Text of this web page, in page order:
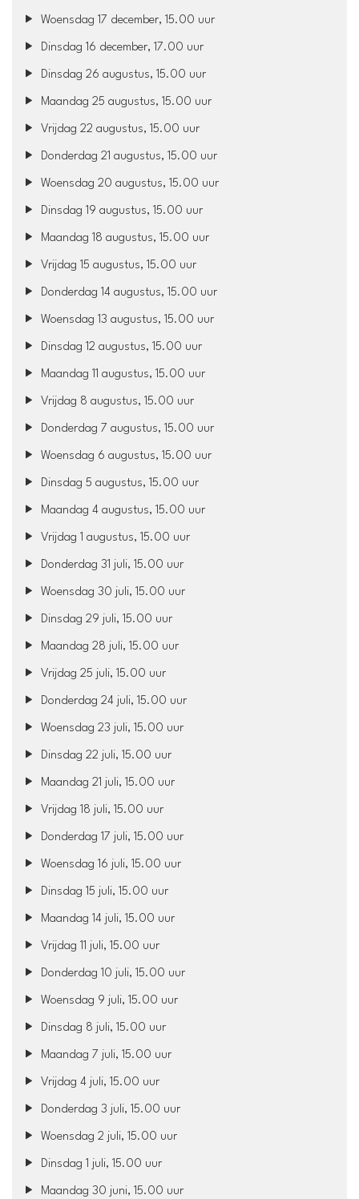
Woensdag 17 december, 15.00 uur
Dinsdag 16 december, 17.00 uur
Dinsdag 26 augustus, 15.00 uur
Maandag 25 augustus, 15.00 uur
Vrijdag 22 augustus, 15.00 uur
Donderdag 21 augustus, 15.00 uur
Woensdag 20 augustus, 15.00 uur
Dinsdag 19 augustus, 15.00 uur
Maandag 18 augustus, 15.00 uur
Vrijdag 15 augustus, 15.00 uur
Donderdag 14 augustus, 15.00 uur
Woensdag 13 augustus, 15.00 uur
Dinsdag 12 augustus, 15.00 uur
Maandag 11 augustus, 15.00 uur
Vrijdag 8 augustus, 15.00 uur
Donderdag 7 augustus, 15.00 uur
Woensdag 6 augustus, 15.00 uur
Dinsdag 5 augustus, 15.00 uur
Maandag 4 augustus, 15.00 uur
Vrijdag 1 augustus, 15.00 uur
Donderdag 31 juli, 15.00 uur
Woensdag 30 juli, 15.00 uur
Dinsdag 29 juli, 15.00 uur
Maandag 28 juli, 15.00 uur
Vrijdag 25 juli, 15.00 uur
Donderdag 24 juli, 15.00 uur
Woensdag 23 juli, 15.00 uur
Dinsdag 22 juli, 15.00 uur
Maandag 21 juli, 15.00 uur
Vrijdag 18 juli, 15.00 uur
Donderdag 17 juli, 15.00 uur
Woensdag 16 juli, 15.00 uur
Dinsdag 15 juli, 15.00 uur
Maandag 14 juli, 15.00 uur
Vrijdag 11 juli, 15.00 uur
Donderdag 10 juli, 15.00 uur
Woensdag 9 juli, 15.00 uur
Dinsdag 8 juli, 15.00 uur
Maandag 7 juli, 15.00 uur
Vrijdag 4 juli, 15.00 uur
Donderdag 3 juli, 15.00 uur
Woensdag 2 juli, 15.00 uur
Dinsdag 1 juli, 15.00 uur
Maandag 30 juni, 15.00 uur